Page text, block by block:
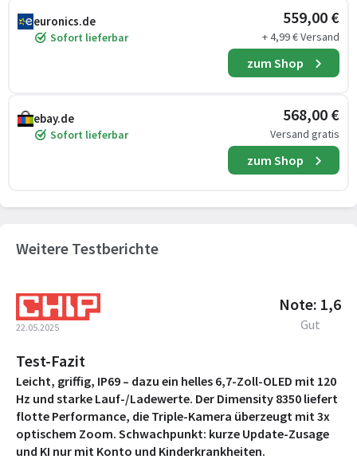
euronics.de
Sofort lieferbar
559,00 €
+ 4,99 € Versand
zum Shop
ebay.de
Sofort lieferbar
568,00 €
Versand gratis
zum Shop
Weitere Testberichte
22.05.2025
Note: 1,6
Gut
Test-Fazit
Leicht, griffig, IP69 – dazu ein helles 6,7-Zoll-OLED mit 120
Hz und starke Lauf-/Ladewerte. Der Dimensity 8350 liefert
flotte Performance, die Triple-Kamera überzeugt mit 3x
optischem Zoom. Schwachpunkt: kurze Update-Zusage
und KI nur mit Konto und Kinderkrankheiten.